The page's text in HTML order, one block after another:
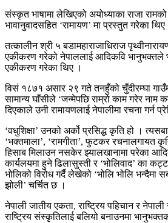
संस्कृत भाषामा लेखिएको अयोध्याका राजा
भावानुवादसहित ‘रामायण’ मा प्रस्तुत गरेका थिए
तत्कालीन श्री ५ बडामहाराजाधिराज
एकीकरण गरेको नेपाललाई आदिकवि भानुभक्तले
एकीकरण गरेका थिए ।
विसं १८७१ असार २९ गते तनहुँको चुँदीरम्घा
सामान्य घाँसीले ‘जन्मेपछि राम्रो काम गरेर नाम
दिएकाले उनी रामायणलाई नेपालीमा रचना गर्न
‘वधुशिक्षा’ उनको अर्को प्रसिद्ध कृति हो ।
‘भक्तमाला’, ‘रामगीता’, फुटकर रचनालगायत
हिसाब मिलाउन नसकेर झ्यालखानामा परेका
कार्यलयमा हुने ढिलासुस्ती र ‘भोलिवाद’ का
भोलिको विरोध गर्दै लेखेको ‘भोलि भोलि भन्दैमा
झोली’ चर्चित छ ।
नेपाली जातीय एकता, राष्ट्रिय पहिचान र
राष्ट्रिय संस्कृतिलाई बलियो बनाउनमा